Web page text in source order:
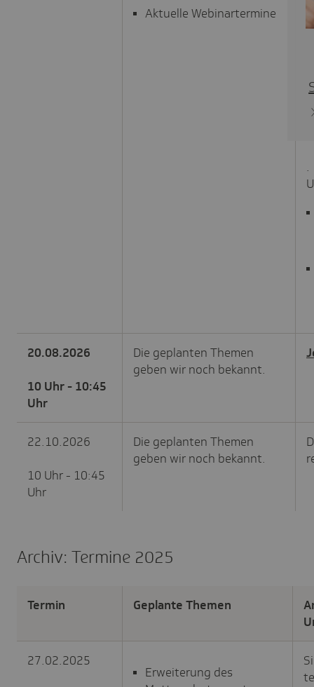
Aktuelle Webinartermine
.
20.08.2026
10 Uhr - 10:45
Uhr
Die geplanten Themen
geben wir noch bekannt.
22.10.2026
10 Uhr - 10:45
Uhr
Die geplanten Themen
geben wir noch bekannt.
Archiv: Termine 2025
Termin Geplante Themen
27.02.2025
Erweiterung des